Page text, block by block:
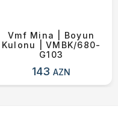
Vmf Mina | Boyun
Kulonu | VMBK/680-
G103
143AZN